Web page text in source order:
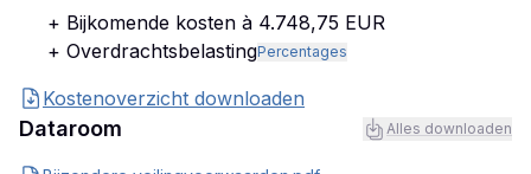
+ Bijkomende kosten à 4.748,75 EUR
+ OverdrachtsbelastingPercentages
Kostenoverzicht downloaden
Dataroom Alles downloaden